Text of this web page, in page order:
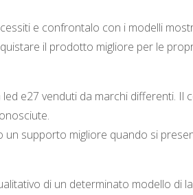
e confrontalo con i modelli
il prodotto migliore per le
e27 venduti da marchi differenti. Il
supporto migliore quando si
di un determinato modello di